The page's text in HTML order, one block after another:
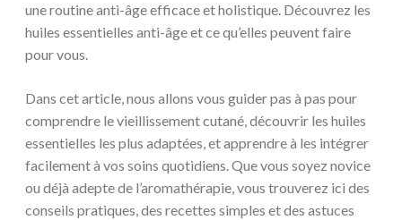
une routine anti-âge efficace et holistique. Découvrez les
huiles essentielles anti-âge et ce qu’elles peuvent faire
pour vous.
Dans cet article, nous allons vous guider pas à pas pour
comprendre le vieillissement cutané, découvrir les huiles
essentielles les plus adaptées, et apprendre à les intégrer
facilement à vos soins quotidiens. Que vous soyez novice
ou déjà adepte de l’aromathérapie, vous trouverez ici des
conseils pratiques, des recettes simples et des astuces